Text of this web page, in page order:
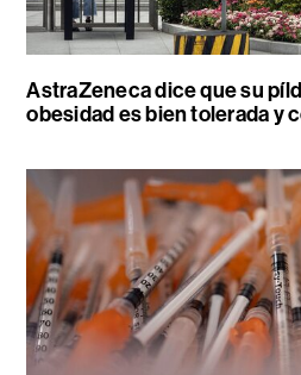
AstraZeneca dice que su
obesidad es bien tolerada y